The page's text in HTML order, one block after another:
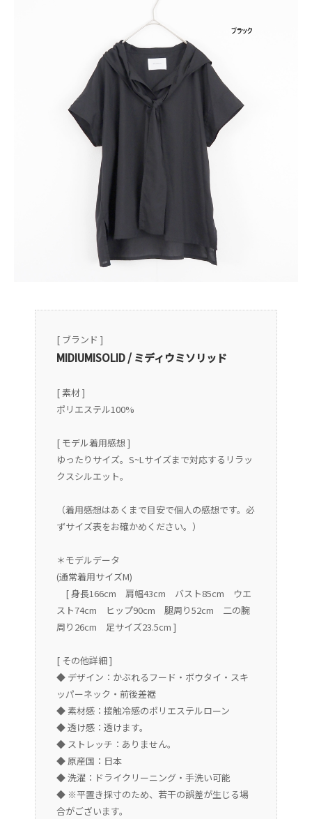
[ ブランド ]
MIDIUMISOLID / ミディウミソリッド
[ 素材 ]
ポリエステル100%
[ モデル着用感想 ]
ゆったりサイズ。S~Lサイズまで対応するリラッ
クスシルエット。
（着用感想はあくまで目安で個人の感想です。必
ずサイズ表をお確かめください。）
＊モデルデータ
(通常着用サイズM)
[ 身長166cm 肩幅43cm バスト85cm ウエ
スト74cm ヒップ90cm 腿周り52cm 二の腕
周り26cm 足サイズ23.5cm ]
[ その他詳細 ]
◆ デザイン：かぶれるフード・ボウタイ・スキ
ッパーネック・前後差裾
◆ 素材感：接触冷感のポリエステルローン
◆ 透け感：透けます。
◆ ストレッチ：ありません。
◆ 原産国：日本
◆ 洗濯：ドライクリーニング・手洗い可能
◆ ※平置き採寸のため、若干の誤差が生じる場
合がございます。